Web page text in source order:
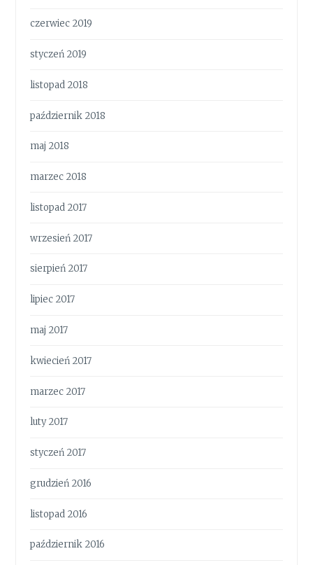
czerwiec 2019
styczeń 2019
listopad 2018
październik 2018
maj 2018
marzec 2018
listopad 2017
wrzesień 2017
sierpień 2017
lipiec 2017
maj 2017
kwiecień 2017
marzec 2017
luty 2017
styczeń 2017
grudzień 2016
listopad 2016
październik 2016